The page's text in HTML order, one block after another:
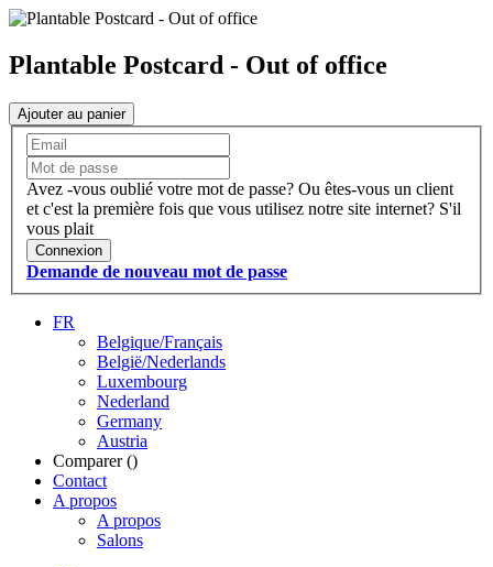
Plantable Postcard - Out of office
Ajouter au panier
Avez -vous oublié votre mot de passe? Ou êtes-vous un client
et c'est la première fois que vous utilisez notre site internet? S'il
vous plait
Connexion
Demande de nouveau mot de passe
FR
Belgique/Français
België/Nederlands
Luxembourg
Nederland
Germany
Austria
Comparer ()
Contact
A propos
A propos
Salons